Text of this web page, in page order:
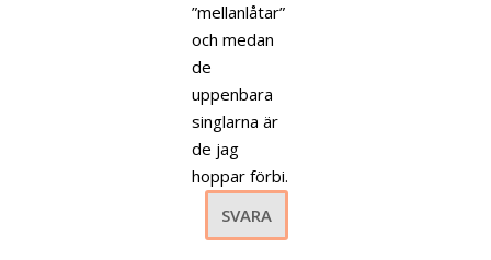
”mellanlåtar”
och medan
de
uppenbara
singlarna är
de jag
hoppar förbi.
SVARA